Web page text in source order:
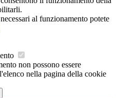
al funzionamento potete
non possono essere
nella pagina della cookie